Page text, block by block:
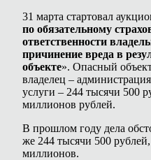
31 марта стартовал
по обязательному
ответственности
причинение вреда в
объекте». Опасный
владелец –
услуги – 244 тысячи 500
миллионов рублей.
В прошлом году дела
же 244 тысячи 500
миллионов.